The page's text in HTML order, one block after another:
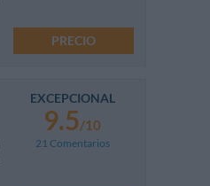
PRECIO
EXCEPCIONAL
9.5/10
21 Comentarios